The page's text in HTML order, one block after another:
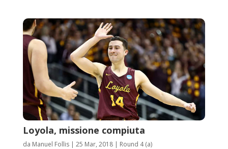
Loyola, missione compiuta
da Manuel Follis| 25 Mar, 2018| Round 4 (a)